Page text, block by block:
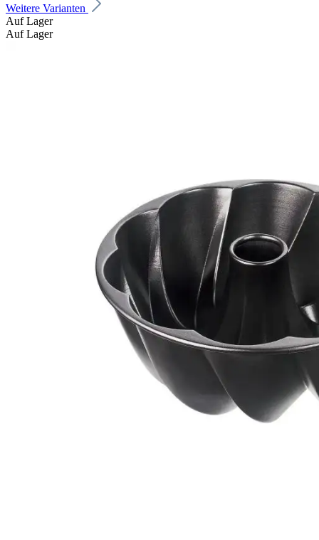
Weitere Varianten
Auf Lager
Auf Lager